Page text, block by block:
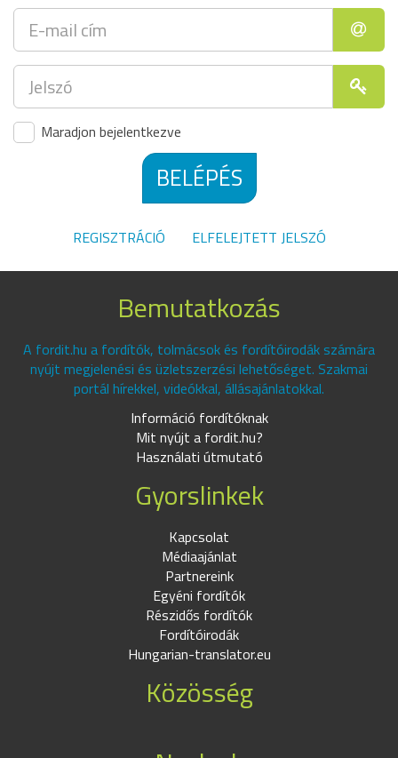
Maradjon bejelentkezve
BELÉPÉS
REGISZTRÁCIÓ ELFELEJTETT JELSZÓ
Bemutatkozás
A fordit.hu a fordítók, tolmácsok és fordítóirodák számára
nyújt megjelenési és üzletszerzési lehetőséget. Szakmai
portál hírekkel, videókkal, állásajánlatokkal.
Információ fordítóknak
Mit nyújt a fordit.hu?
Használati útmutató
Gyorslinkek
Kapcsolat
Médiaajánlat
Partnereink
Egyéni fordítók
Részidős fordítók
Fordítóirodák
Hungarian-translator.eu
Közösség